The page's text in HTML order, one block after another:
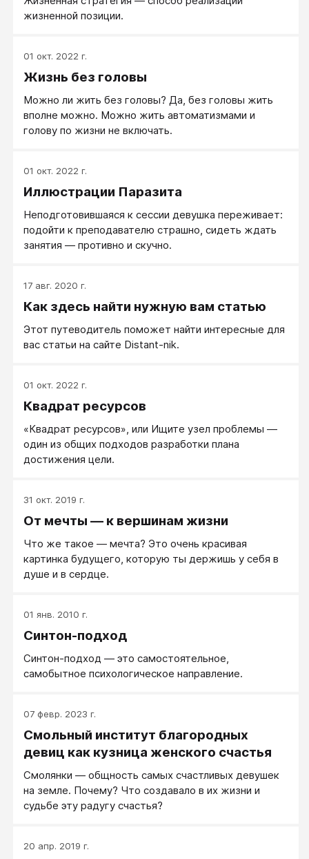
жизненной позиции.
01 окт. 2022 г.
Жизнь без головы
Можно ли жить без головы? Да, без головы жить
вполне можно. Можно жить автоматизмами и
голову по жизни не включать.
01 окт. 2022 г.
Иллюстрации Паразита
Неподготовившаяся к сессии девушка переживает:
подойти к преподавателю страшно, сидеть ждать
занятия — противно и скучно.
17 авг. 2020 г.
Как здесь найти нужную вам статью
Этот путеводитель поможет найти интересные для
вас статьи на сайте Distant-nik.
01 окт. 2022 г.
Квадрат ресурсов
«Квадрат ресурсов», или Ищите узел проблемы —
один из общих подходов разработки плана
достижения цели.
31 окт. 2019 г.
От мечты — к вершинам жизни
Что же такое — мечта? Это очень красивая
картинка будущего, которую ты держишь у себя в
душе и в сердце.
01 янв. 2010 г.
Синтон-подход
Синтон-подход — это самостоятельное,
самобытное психологическое направление.
07 февр. 2023 г.
Смольный институт благородных
девиц как кузница женского счастья
Смолянки — общность самых счастливых девушек
на земле. Почему? Что создавало в их жизни и
судьбе эту радугу счастья?
20 апр. 2019 г.